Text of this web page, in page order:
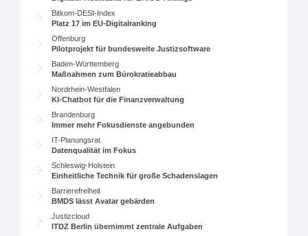
Bitkom-DESI-Index
Platz 17 im EU-Digitalranking
Offenburg
Pilotprojekt für bundesweite Justizsoftware
Baden-Württemberg
Maßnahmen zum Bürokratieabbau
Nordrhein-Westfalen
KI-Chatbot für die Finanzverwaltung
Brandenburg
Immer mehr Fokusdienste angebunden
IT-Planungsrat
Datenqualität im Fokus
Schleswig-Holstein
Einheitliche Technik für große Schadenslagen
Barrierefreiheit
BMDS lässt Avatar gebärden
Justizcloud
ITDZ Berlin übernimmt zentrale Aufgaben